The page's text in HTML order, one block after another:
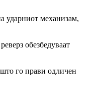
ударниот механизам,
обезбедуваат
го прави одличен